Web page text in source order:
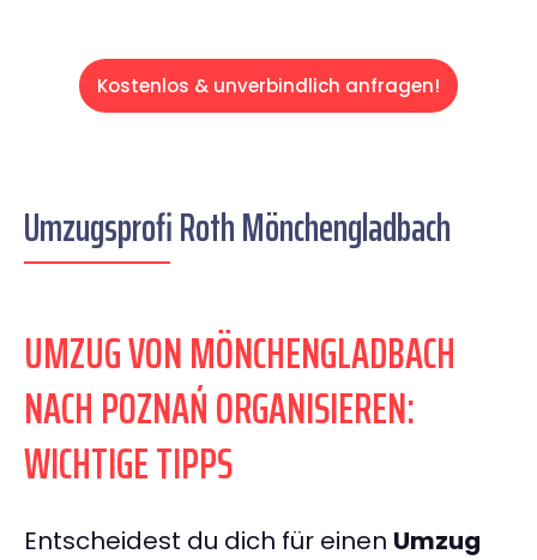
Kostenlos & unverbindlich anfragen!
Umzugsprofi Roth Mönchengladbach
UMZUG VON MÖNCHENGLADBACH
NACH POZNAŃ ORGANISIEREN:
WICHTIGE TIPPS
Entscheidest du dich für einen Umzug